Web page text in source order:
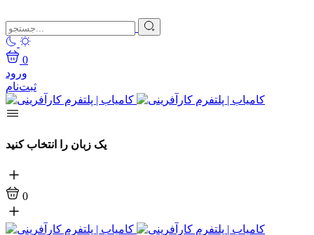
0
ورود
ثبت‌نام
یک زبان را انتخاب کنید
0